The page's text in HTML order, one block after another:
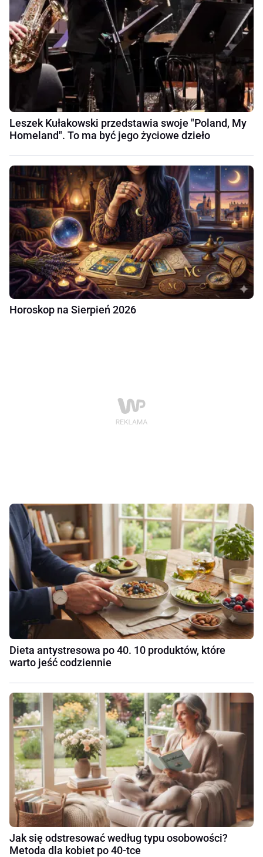
Leszek Kułakowski przedstawia swoje "Poland, My
Homeland". To ma być jego życiowe dzieło
Horoskop na Sierpień 2026
Dieta antystresowa po 40. 10 produktów, które
warto jeść codziennie
Jak się odstresować według typu osobowości?
Metoda dla kobiet po 40-tce